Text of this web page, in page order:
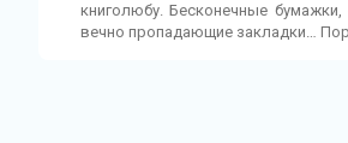
книголюбу. Бесконечные
вечно пропадающие закладки…